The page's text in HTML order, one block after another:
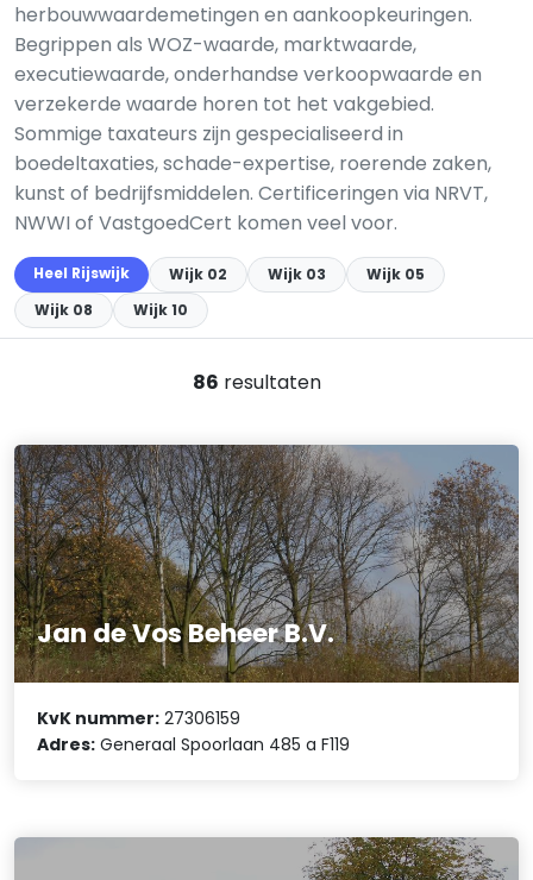
herbouwwaardemetingen en aankoopkeuringen.
Begrippen als WOZ-waarde, marktwaarde,
executiewaarde, onderhandse verkoopwaarde en
verzekerde waarde horen tot het vakgebied.
Sommige taxateurs zijn gespecialiseerd in
boedeltaxaties, schade-expertise, roerende zaken,
kunst of bedrijfsmiddelen. Certificeringen via NRVT,
NWWI of VastgoedCert komen veel voor.
Heel Rijswijk Wijk 02 Wijk 03
Wijk 05
Wijk 08
Wijk 10
86 resultaten
Jan de Vos Beheer B.V.
KvK nummer: 27306159
Adres: Generaal Spoorlaan 485 a F119